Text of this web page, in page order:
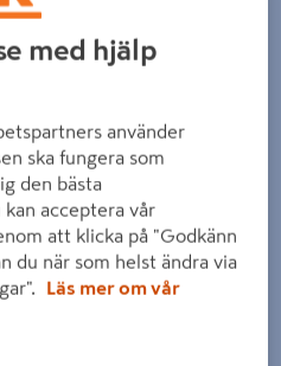
med hjälp
använder
ska fungera som
den bästa
kan acceptera vår
att klicka på "Godkänn
du när som helst ändra via
Läs mer om vår